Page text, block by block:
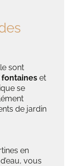
sont
fontaines et
se
de jardin
en
vous